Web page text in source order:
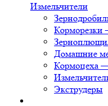
Измельчители
Корморезки
Домашние
Кормоцеха
Экструдеры